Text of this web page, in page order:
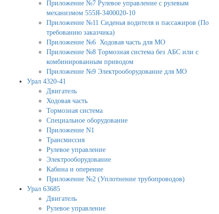
Приложение №7 Рулевое управление с рулевым
механизмом 555Я-3400020-10
Приложение №11 Сиденья водителя и пассажиров (По
требованию заказчика)
Приложение №6 Ходовая часть для МО
Приложение №8 Тормозная система без АБС или с
комбинированным приводом
Приложение №9 Электрооборудование для МО
Урал 4320-41
Двигатель
Ходовая часть
Тормозная система
Специальное оборудование
Приложение N1
Трансмиссия
Рулевое управление
Электрооборудование
Кабина и оперение
Приложение №2 (Уплотнение трубопроводов)
Урал 63685
Двигатель
Рулевое управление